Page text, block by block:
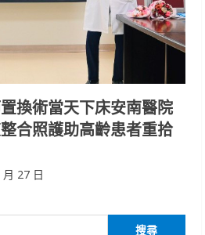
換術當天下床安南醫院
合照護助高齡患者重拾
27 日